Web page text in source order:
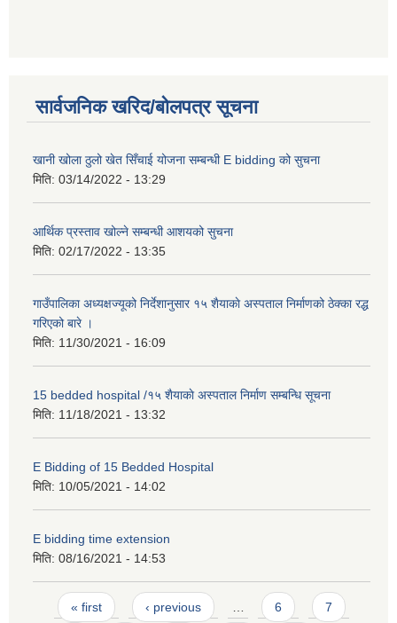
सार्वजनिक खरिद/बोलपत्र सूचना
खानी खोला ठुलो खेत सिँचाई योजना सम्बन्धी E bidding को सुचना
मिति: 03/14/2022 - 13:29
आर्थिक प्रस्ताव खोल्ने सम्बन्धी आशयको सुचना
मिति: 02/17/2022 - 13:35
गाउँपालिका अध्यक्षज्यूको निर्देशानुसार १५ शैयाकाे अस्पताल निर्माणको ठेक्का रद्ध
गरिएको बारे ।
मिति: 11/30/2021 - 16:09
15 bedded hospital /१५ शैयाकाे अस्पताल निर्माण सम्बन्धि सूचना
मिति: 11/18/2021 - 13:32
E Bidding of 15 Bedded Hospital
मिति: 10/05/2021 - 14:02
E bidding time extension
मिति: 08/16/2021 - 14:53
Pages
« first ‹ previous 6 7